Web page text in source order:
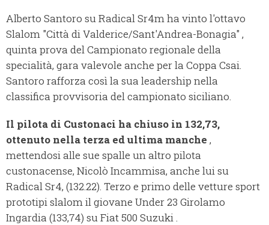
Alberto Santoro su Radical Sr4m ha vinto l'ottavo
Slalom "Città di Valderice/Sant'Andrea-Bonagia" ,
quinta prova del Campionato regionale della
specialità, gara valevole anche per la Coppa Csai.
Santoro rafforza così la sua leadership nella
classifica provvisoria del campionato siciliano.
Il pilota di Custonaci ha chiuso in 132,73,
ottenuto nella terza ed ultima manche ,
mettendosi alle sue spalle un altro pilota
custonacense, Nicolò Incammisa, anche lui su
Radical Sr4, (132.22). Terzo e primo delle vetture sport
prototipi slalom il giovane Under 23 Girolamo
Ingardia (133,74) su Fiat 500 Suzuki .